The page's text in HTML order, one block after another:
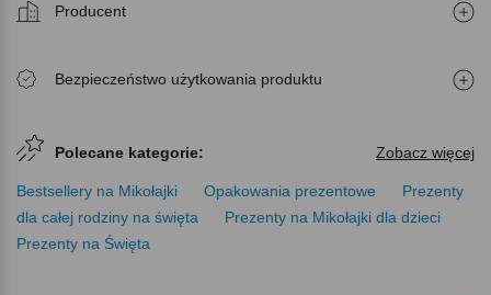
Producent
Bezpieczeństwo użytkowania produktu
Polecane kategorie: Zobacz więcej
Bestsellery na Mikołajki Opakowania prezentowe
Prezenty
dla całej rodziny na święta
Prezenty na Mikołajki dla dzieci
Prezenty na Święta